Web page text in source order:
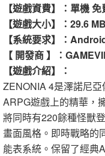
【遊戲資費】：單機 免
【遊戲大小】：29.6 MB
【系統要求】：
【 開發商 】：
【遊戲介紹】：
ZENONIA 4是澤諾尼
ARPG遊戲上的精華，
將同時有220餘種怪獸
畫面風格。即時戰略的
能表系統。保留了經典